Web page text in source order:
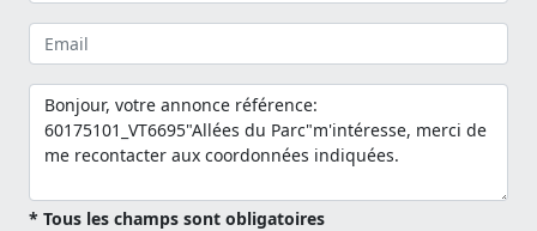
* Tous les champs sont obligatoires